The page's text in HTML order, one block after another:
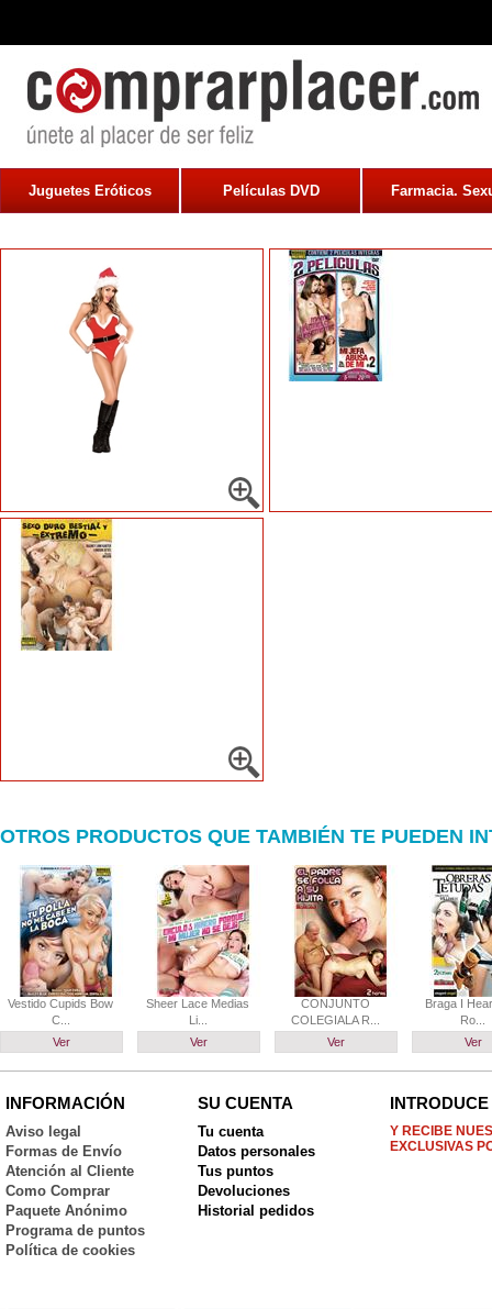
Juguetes Eróticos Películas DVD Farmacia.
OTROS PRODUCTOS QUE TAMBIÉN TE PUEDEN
Vestido Cupids Bow
C...
Ver
Sheer Lace Medias
Li...
Ver
CONJUNTO
COLEGIALA R...
Ver
Braga I
Ro...
Ver
INFORMACIÓN
Aviso legal
Formas de Envío
Atención al Cliente
Como Comprar
Paquete Anónimo
Programa de puntos
Política de cookies
SU CUENTA
Tu cuenta
Datos personales
Tus puntos
Devoluciones
Historial pedidos
Y RECIBE
EXCLUSIVAS